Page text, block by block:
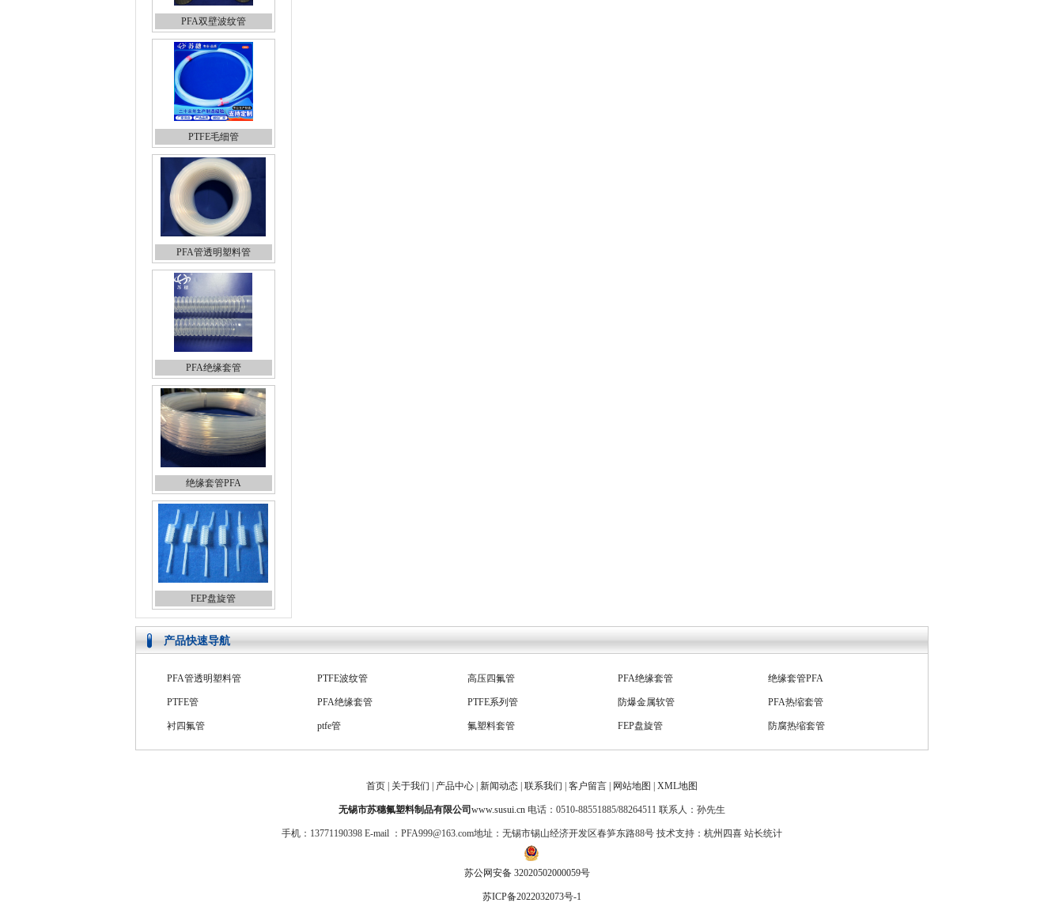
PFA双壁波纹管
PTFE毛细管
PFA管透明塑料管
PFA绝缘套管
绝缘套管PFA
FEP盘旋管
产品快速导航
PTFE管 PFA绝缘套管 PTFE系列管 防爆金属软管 PFA热缩套管
衬四氟管 ptfe管 氟塑料套管 FEP盘旋管 防腐热缩套管
FEP收缩管 PFA收缩管 PFA直管 PFA软管 PFA盘旋管
FEP直管 FEP双壁波纹管 PFA波纹管 耐腐金属软管 FEP波纹管
首页| 关于我们 产品中心| 新闻动态| 联系我们 客户留言 网站地图 XML地图
无锡市苏穗氟塑料制品有限公司 www.susui.cn电话：0510-88551885/88264511 联系人：孙先生
手机：13771190398 E-mail ：PFA999@163.com地址：无锡市锡山经济开发区春笋东路88号 技术支持： 杭州四喜站长统计
苏公网安备 32020502000059号
苏ICP备2022032073号-1